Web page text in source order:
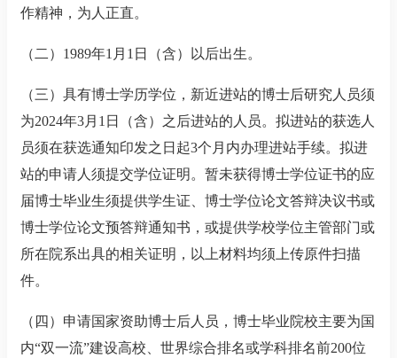
作精神，为人正直。
（二） 1989年1 月 1 日（含）以后出生。
（三）具有博士学历学位，新近进站的博士后研究人员须
为2024年3月 1 日（含）之后进站的人员。拟进站的获选人
员须在获选通知印发之日起3个月内办理进站手续。拟进
站的申请人须提交学位证明。暂未获得博士学位证书的应
届博士毕业生须提供学生证、博士学位论文答辩决议书或
博士学位论文预答辩通知书，或提供学校学位主管部门或
所在院系出具的相关证明，以上材料均须上传原件扫描
件。
（四）申请国家资助博士后人员，博士毕业院校主要为国
内“双一流”建设高校、世界综合排名或学科排名前200位